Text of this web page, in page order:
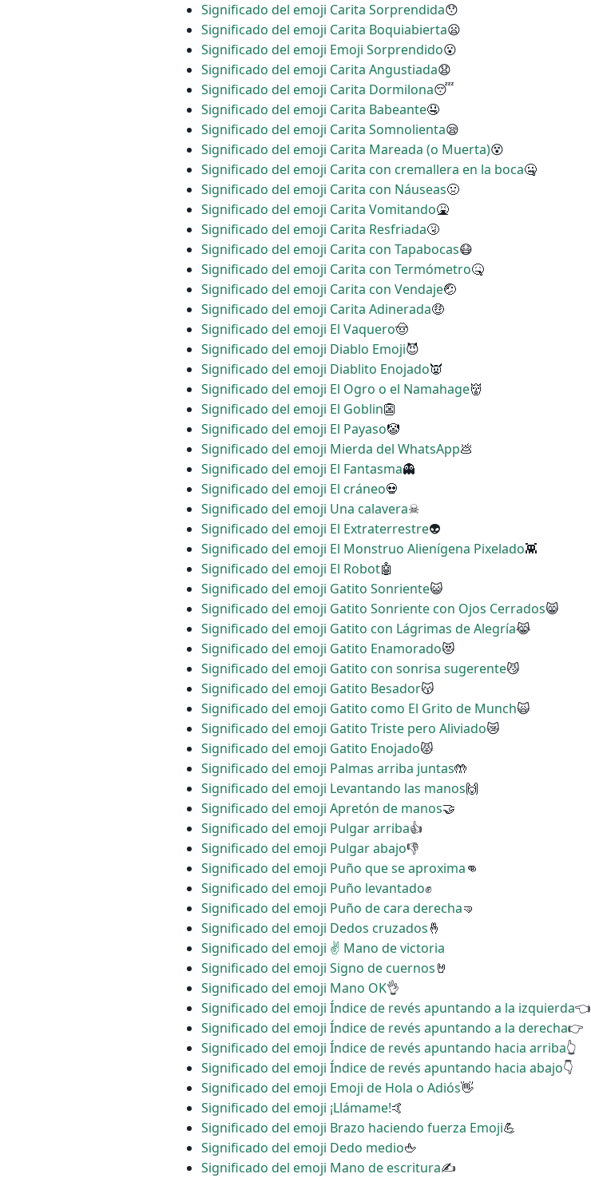
Significado del emoji Carita Sorprendida😯
Significado del emoji Carita Boquiabierta😦
Significado del emoji Emoji Sorprendido😮
Significado del emoji Carita Angustiada😧
Significado del emoji Carita Dormilona😴
Significado del emoji Carita Babeante🤤
Significado del emoji Carita Somnolienta😪
Significado del emoji Carita Mareada (o Muerta)😵
Significado del emoji Carita con cremallera en la boca🤐
Significado del emoji Carita con Náuseas🤢
Significado del emoji Carita Vomitando🤮
Significado del emoji Carita Resfriada🤧
Significado del emoji Carita con Tapabocas😷
Significado del emoji Carita con Termómetro🤒
Significado del emoji Carita con Vendaje🤕
Significado del emoji Carita Adinerada🤑
Significado del emoji El Vaquero🤠
Significado del emoji Diablo Emoji😈
Significado del emoji Diablito Enojado👿
Significado del emoji El Ogro o el Namahage👹
Significado del emoji El Goblin👺
Significado del emoji El Payaso🤡
Significado del emoji Mierda del WhatsApp💩
Significado del emoji El Fantasma👻
Significado del emoji El cráneo💀
Significado del emoji Una calavera☠
Significado del emoji El Extraterrestre👽
Significado del emoji El Monstruo Alienígena Pixelado👾
Significado del emoji El Robot🤖
Significado del emoji Gatito Sonriente😺
Significado del emoji Gatito Sonriente con Ojos Cerrados😸
Significado del emoji Gatito con Lágrimas de Alegría😹
Significado del emoji Gatito Enamorado😻
Significado del emoji Gatito con sonrisa sugerente😼
Significado del emoji Gatito Besador😽
Significado del emoji Gatito como El Grito de Munch🙀
Significado del emoji Gatito Triste pero Aliviado😿
Significado del emoji Gatito Enojado😾
Significado del emoji Palmas arriba juntas🤲
Significado del emoji Levantando las manos🙌
Significado del emoji Apretón de manos🤝
Significado del emoji Pulgar arriba👍
Significado del emoji Pulgar abajo👎
Significado del emoji Puño que se aproxima👊
Significado del emoji Puño levantado✊
Significado del emoji Puño de cara derecha🤜
Significado del emoji Dedos cruzados🤞
Significado del emoji ✌ Mano de victoria
Significado del emoji Signo de cuernos🤘
Significado del emoji Mano OK👌
Significado del emoji Índice de revés apuntando a la izquierda👈
Significado del emoji Índice de revés apuntando a la derecha👉
Significado del emoji Índice de revés apuntando hacia arriba👆
Significado del emoji Índice de revés apuntando hacia abajo👇
Significado del emoji Emoji de Hola o Adiós👋
Significado del emoji ¡Llámame!🤙
Significado del emoji Brazo haciendo fuerza Emoji💪
Significado del emoji Dedo medio🖕
Significado del emoji Mano de escritura✍